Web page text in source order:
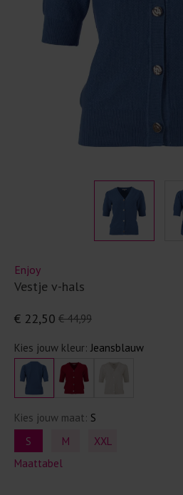
Enjoy
Vestje v-hals
€ 44,99
€ 22,50
Kies jouw kleur: Jeansblauw
Kies jouw maat: S
S
M
XXL
Maattabel